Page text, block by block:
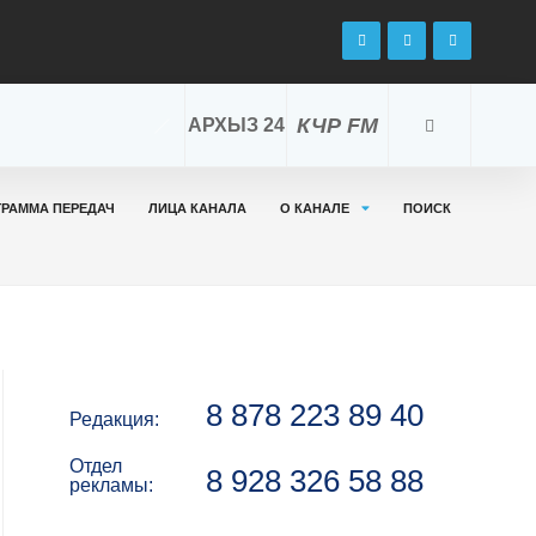
КЧР FM
АРХЫЗ 24
ПЕРЕДАЧ ЛИЦА КАНАЛА О КАНАЛЕ
ПОИСК
Редакция: 8 878 223 89 40
Отдел
рекламы:
8 928 326 58 88